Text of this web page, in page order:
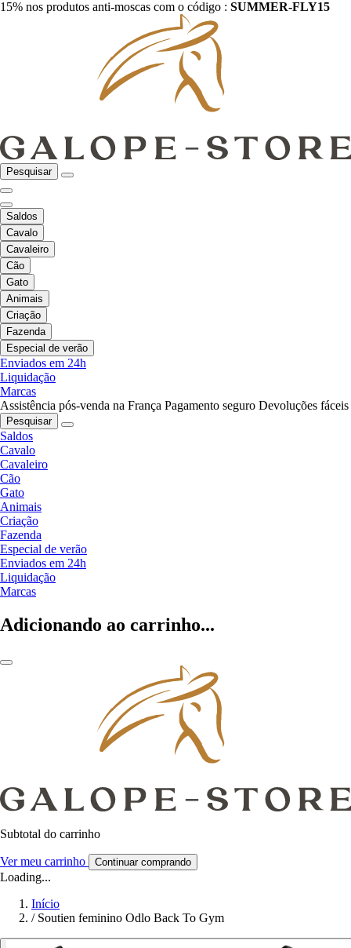
15% nos produtos anti-moscas com o código : SUMMER-FLY15
Pesquisar
Saldos
Cavalo
Cavaleiro
Cão
Gato
Animais
Criação
Fazenda
Especial de verão
Enviados em 24h
Liquidação
Marcas
Assistência pós-venda na França Pagamento seguro Devoluções fáceis
Pesquisar
Saldos
Cavalo
Cavaleiro
Cão
Gato
Animais
Criação
Fazenda
Especial de verão
Enviados em 24h
Liquidação
Marcas
Adicionando ao carrinho...
Subtotal do carrinho
Ver meu carrinho Continuar comprando
Loading...
Início
/ Soutien feminino Odlo Back To Gym